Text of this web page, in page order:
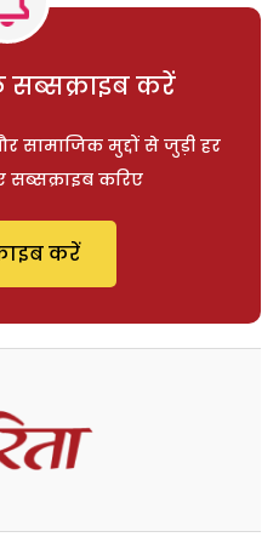
सब्सक्राइब करें
सामाजिक मुद्दों से जुड़ी हर
सब्सक्राइब करिए
करें